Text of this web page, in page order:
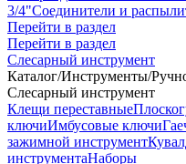
3/4"Соединители и
Перейти в раздел
Перейти в раздел
Слесарный инструмент
Каталог/Инструменты/
Слесарный инструмент
Клещи переставные
ключиИмбусовые ключи
зажимной инструмент
инструментаНаборы